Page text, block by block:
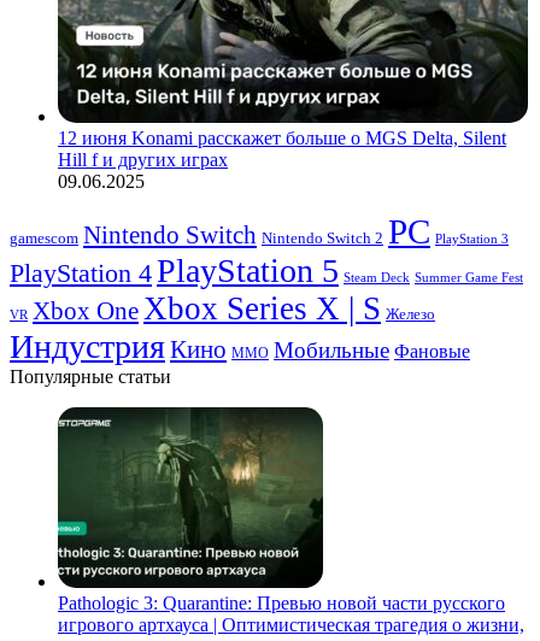
12 июня Konami расскажет больше о MGS Delta, Silent
Hill f и других играх
09.06.2025
gamescom Nintendo Switch Nintendo Switch 2 PC PlayStation 3
PlayStation 4PlayStation 5 Steam Deck Summer Game Fest
VR Xbox One Xbox Series X | S Железо
ИндустрияКино ММО Мобильные Фановые
Популярные статьи
Pathologic 3: Quarantine: Превью новой части русского
игрового артхауса | Оптимистическая трагедия о жизни,